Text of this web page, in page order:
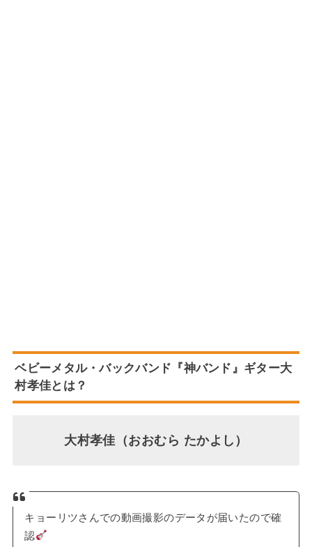
ベビーメタル・バックバンド『神バンド』ギター大
村孝佳とは？
大村孝佳（おおむら たかよし）
キョーリツさんでの動画撮影のデータが届いたので確
認